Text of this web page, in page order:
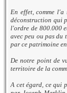
En effet, comme
déconstruction qui
l'ordre de 800.000
avec peu ou pas du
par ce patrimoine
De notre point de
territoire de la
A cet égard, ce qui